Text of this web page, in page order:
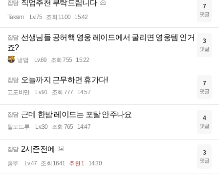
잡담 직업추천 부탁드립니다
Taksim Lv.75 조회 1100 15:42
7
댓글
잡담 선생님들 공허핵 영웅 레이드에서 굴리면 영웅템 인거
죠?
냉법 Lv.69 조회 755 15:22
3
댓글
잡담 오늘까지 근무하면 휴가다!
고도비만 Lv.91 조회 777 14:57
7
댓글
잡담 근데 한밤 레이드는 포탈 안주나요
탈도드루 Lv.30 조회 765 14:47
4
댓글
잡담 2시즌전에
쿵뚜 Lv.47 조회 1641 추천 1 14:30
3
댓글